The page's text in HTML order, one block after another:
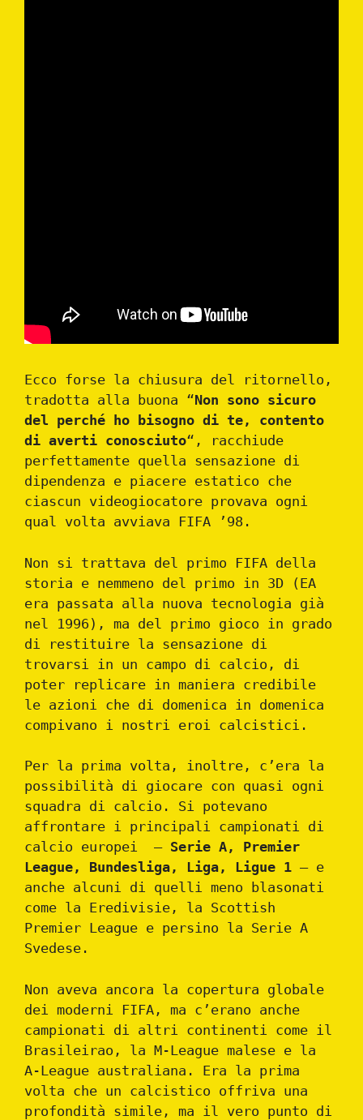
Ecco forse la chiusura del ritornello,
tradotta alla buona “Non sono sicuro
del perché ho bisogno di te, contento
di averti conosciuto“, racchiude
perfettamente quella sensazione di
dipendenza e piacere estatico che
ciascun videogiocatore provava ogni
qual volta avviava FIFA ’98.
Non si trattava del primo FIFA della
storia e nemmeno del primo in 3D (EA
era passata alla nuova tecnologia già
nel 1996), ma del primo gioco in grado
di restituire la sensazione di
trovarsi in un campo di calcio, di
poter replicare in maniera credibile
le azioni che di domenica in domenica
compivano i nostri eroi calcistici.
Per la prima volta, inoltre, c’era la
possibilità di giocare con quasi ogni
squadra di calcio. Si potevano
affrontare i principali campionati di
calcio europei – Serie A, Premier
League, Bundesliga, Liga, Ligue 1 – e
anche alcuni di quelli meno blasonati
come la Eredivisie, la Scottish
Premier League e persino la Serie A
Svedese.
Non aveva ancora la copertura globale
dei moderni FIFA, ma c’erano anche
campionati di altri continenti come il
Brasileirao, la M-League malese e la
A-League australiana. Era la prima
volta che un calcistico offriva una
profondità simile, ma il vero punto di